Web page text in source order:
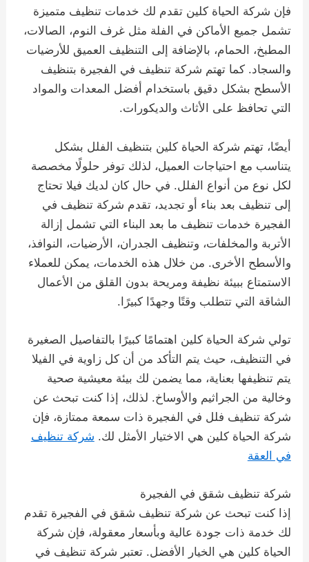
فإن شركة الحياة كلين تقدم لك خدمات تنظيف متميزة
تشمل جميع الأماكن في الفلة مثل غرف النوم، الصالات،
المطبخ، الحمام، بالإضافة إلى التنظيف العميق للأرضيات
والسجاد. كما تهتم شركة تنظيف في الفجيرة بتنظيف
الأسطح بشكل دقيق باستخدام أفضل المعدات والمواد
التي تحافظ على الأثاث والديكورات.
أيضًا، تهتم شركة الحياة كلين بتنظيف الفلل بشكل
يتناسب مع احتياجات العميل، لذلك توفر حلولًا مخصصة
لكل نوع من أنواع الفلل. في حال كان لديك فيلا تحتاج
إلى تنظيف بعد بناء أو تجديد، تقدم شركة تنظيف في
الفجيرة خدمات تنظيف ما بعد البناء التي تشمل إزالة
الأتربة والمخلفات، وتنظيف الجدران، الأرضيات، النوافذ،
والأسطح الأخرى. من خلال هذه الخدمات، يمكن للعملاء
الاستمتاع ببيئة نظيفة ومريحة بدون القلق من الأعمال
الشاقة التي تتطلب وقتًا وجهدًا كبيرًا.
تولي شركة الحياة كلين اهتمامًا كبيرًا بالتفاصيل الصغيرة
في التنظيف، حيث يتم التأكد من أن كل زاوية في الفيلا
يتم تنظيفها بعناية، مما يضمن لك بيئة معيشية صحية
وخالية من الجراثيم والأوساخ. لذلك، إذا كنت تبحث عن
شركة تنظيف فلل في الفجيرة ذات سمعة ممتازة، فإن
شركة الحياة كلين هي الاختيار الأمثل لك. شركة تنظيف
في العقة
شركة تنظيف شقق في الفجيرة
إذا كنت تبحث عن شركة تنظيف شقق في الفجيرة تقدم
لك خدمة ذات جودة عالية وبأسعار معقولة، فإن شركة
الحياة كلين هي الخيار الأفضل. تعتبر شركة تنظيف في